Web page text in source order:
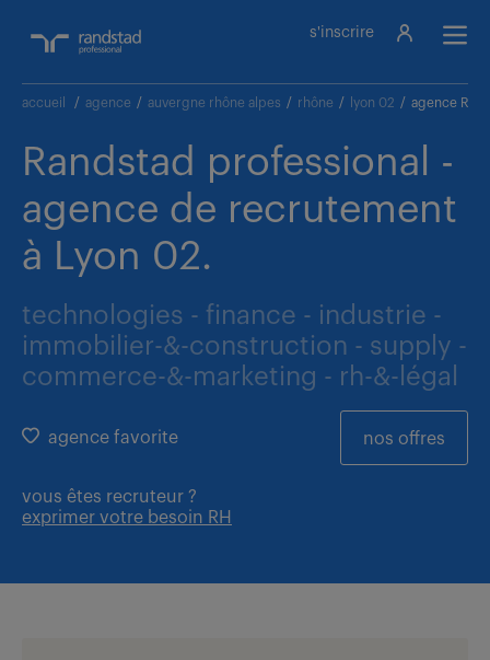
s'inscrire
accueil / agence / auvergne rhône alpes / rhône / lyon 02 / agence
Randstad professional -
agence de recrutement
à Lyon 02.
technologies - finance - industrie -
immobilier-&-construction - supply -
commerce-&-marketing - rh-&-légal
nos offres
agence favorite
vous êtes recruteur ?
exprimer votre besoin RH